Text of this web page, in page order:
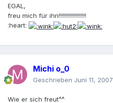
EGAL,
freu mich für ihn!!!!!!!!!!!!!!!!!!!
:heart:
Michi o_0
Geschrieben Juni 11, 2007
Wie er sich freut^^